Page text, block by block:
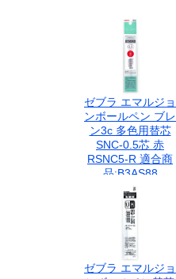
ゼブラ エマルジョ
ンボールペン ブレ
ン3c 多色用替芯
SNC-0.5芯 赤
RSNC5-R 適合商
品:B3AS88
ゼブラ エマルジョ